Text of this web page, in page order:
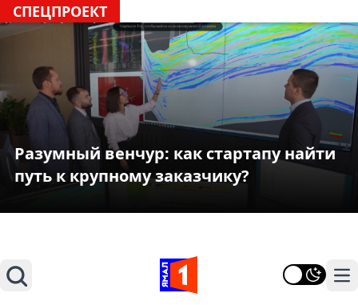
СПЕЦПРОЕКТ
Разумный венчур: как стартапу найти
путь к крупному заказчику?
Поиск